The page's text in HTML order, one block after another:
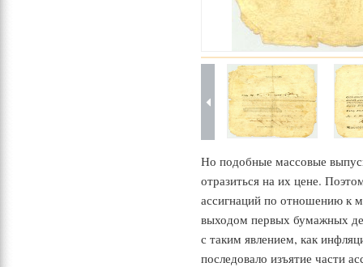
Но подобные массовые
отразиться на их цене.
ассигнаций по отношению к
выходом первых бумажных
с таким явлением, как
последовало изъятие части